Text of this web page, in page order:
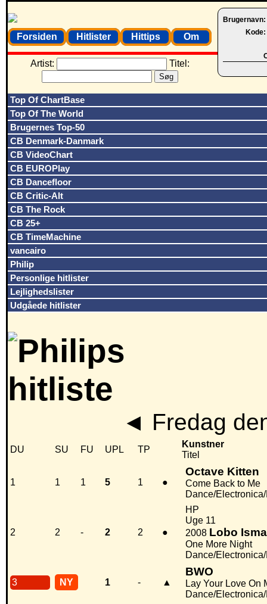
Brugernavn:
Kode:
Forsiden Hitlister Hittips Om
Artist: Titel:
Top Of ChartBase
Top Of The World
Brugernes Top-50
CB Denmark-Danmark
CB VideoChart
CB EUROPlay
CB Dancefloor
CB Critic-Alt
CB The Rock
CB 25+
CB TimeMachine
vancairo
Philip
Personlige hitlister
Lejlighedslister
Udgåede hitlister
◄ Fredag
DU SU FU UPL TP
Kunstner
Titel
1 1 1 5 1 ●
Octave Kitten
Come Back to Me
Dance/
2 2 - 2 2 ●
HP
Uge 11
2008 Lobo
One More Night
Dance/
3 NY 1 - ▲
BWO
Lay Your Love On
Dance/